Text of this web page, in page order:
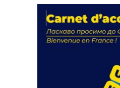
actions
18 septembre 2023
FEUILLETER